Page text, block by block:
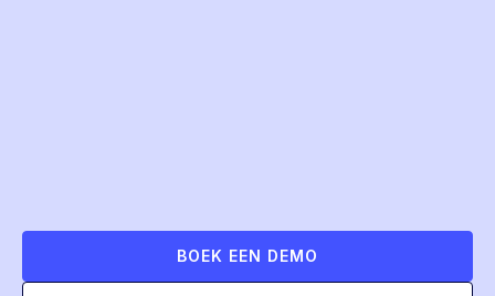
BOEK EEN DEMO